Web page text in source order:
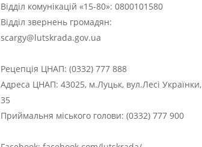
Відділ комунікацій «15-80»: 0800101580
Відділ звернень громадян:
scargy@lutskrada.gov.ua
Рецепція ЦНАП: (0332) 777 888
Адреса ЦНАП: 43025, м.Луцьк, вул.Лесі Українки,
35
Приймальня міського голови: (0332) 777 900